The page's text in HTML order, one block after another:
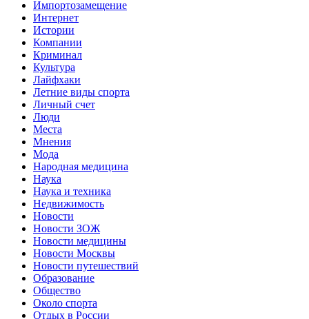
Импортозамещение
Интернет
Истории
Компании
Криминал
Культура
Лайфхаки
Летние виды спорта
Личный счет
Люди
Места
Мнения
Мода
Народная медицина
Наука
Наука и техника
Недвижимость
Новости
Новости ЗОЖ
Новости медицины
Новости Москвы
Новости путешествий
Образование
Общество
Около спорта
Отдых в России